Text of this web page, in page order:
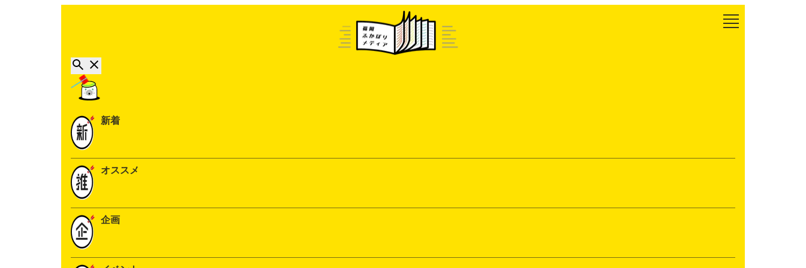
新着
オススメ
企画